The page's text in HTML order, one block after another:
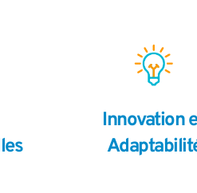
Innovation